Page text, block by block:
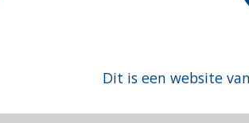
Dit is een website van